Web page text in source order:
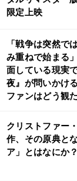
限定上映
「戦争は突然で
み重ねで始まる
面している現実
夜』が問いかけ
ファンはどう観
クリストファー
作、その原典と
ア」とはなにか？